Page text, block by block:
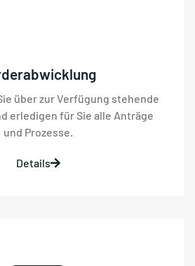
über zur Verfügung stehende
erledigen für Sie alle Anträge
und Prozesse.
Details